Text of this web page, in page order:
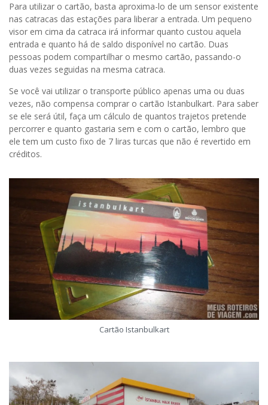
Para utilizar o cartão, basta aproxima-lo de um sensor existente
nas catracas das estações para liberar a entrada. Um pequeno
visor em cima da catraca irá informar quanto custou aquela
entrada e quanto há de saldo disponível no cartão. Duas
pessoas podem compartilhar o mesmo cartão, passando-o
duas vezes seguidas na mesma catraca.
Se você vai utilizar o transporte público apenas uma ou duas
vezes, não compensa comprar o cartão Istanbulkart. Para saber
se ele será útil, faça um cálculo de quantos trajetos pretende
percorrer e quanto gastaria sem e com o cartão, lembro que
ele tem um custo fixo de 7 liras turcas que não é revertido em
créditos.
Cartão Istanbulkart